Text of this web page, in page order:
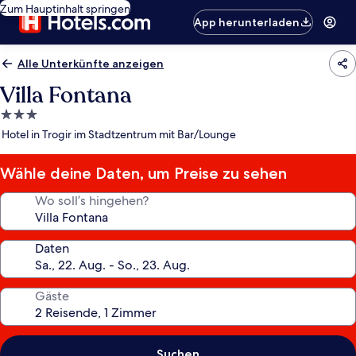
Zum Hauptinhalt springen
App herunterladen
Alle Unterkünfte anzeigen
Villa Fontana
3.0-
Sterne-
Hotel in Trogir im Stadtzentrum mit Bar/Lounge
Wähle deine Daten, um Preise zu sehen
Wo soll’s hingehen?
Daten
Gäste